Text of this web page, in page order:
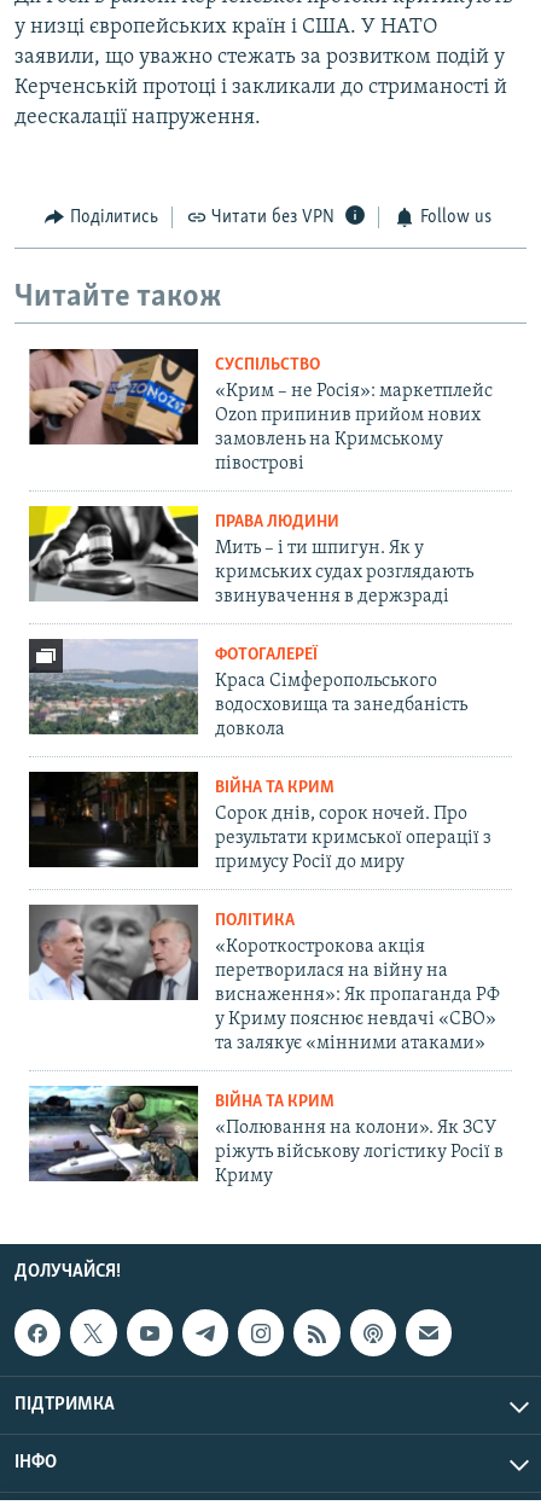
у низці європейських країн і США. У НАТО
заявили, що уважно стежать за розвитком подій у
Керченській протоці і закликали до стриманості й
деескалації напруження.
Поділитись Читати без VPN Follow us
Читайте також
СУСПІЛЬСТВО
«Крим – не Росія»: маркетплейс
Ozon припинив прийом нових
замовлень на Кримському
півострові
ПРАВА ЛЮДИНИ
Мить – і ти шпигун. Як у
кримських судах розглядають
звинувачення в держзраді
ФОТОГАЛЕРЕЇ
Краса Сімферопольського
водосховища та занедбаність
довкола
ВІЙНА ТА КРИМ
Сорок днів, сорок ночей. Про
результати кримської операції з
примусу Росії до миру
ПОЛІТИКА
«Короткострокова акція
перетворилася на війну на
виснаження»: Як пропаганда РФ
у Криму пояснює невдачі «СВО»
та залякує «мінними атаками»
ВІЙНА ТА КРИМ
«Полювання на колони». Як ЗСУ
ріжуть військову логістику Росії в
Криму
ДОЛУЧАЙСЯ!
ПІДТРИМКА
ІНФО